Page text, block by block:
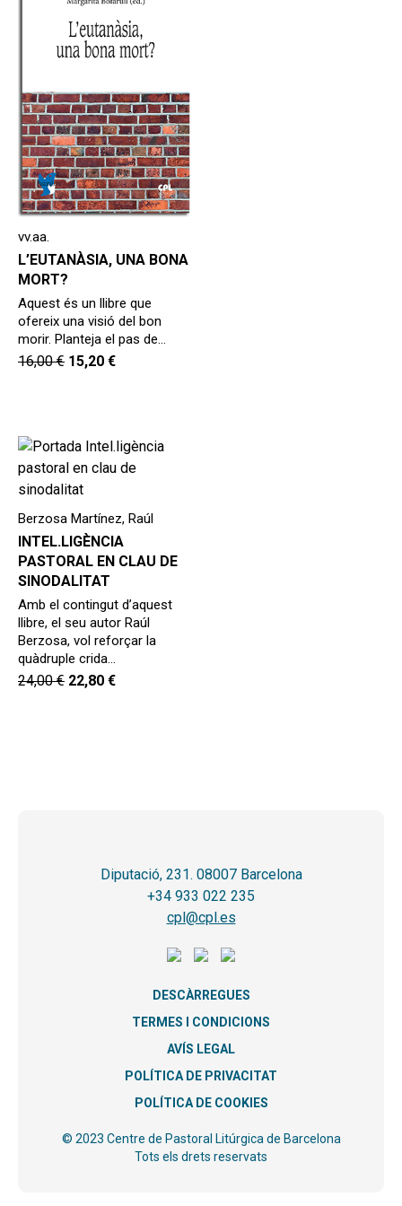
CERCAR
ESP
vv.aa.
L’EUTANÀSIA, UNA BONA
MORT?
Aquest és un llibre que
ofereix una visió del bon
morir. Planteja el pas de…
16,00€ 15,20 €
Berzosa Martínez, Raúl
INTEL.LIGÈNCIA
PASTORAL EN CLAU DE
SINODALITAT
Amb el contingut d’aquest
llibre, el seu autor Raúl
Berzosa, vol reforçar la
quàdruple crida…
24,00€ 22,80 €
Diputació, 231. 08007 Barcelona
+34 933 022 235
cpl@cpl.es
DESCÀRREGUES
TERMES I CONDICIONS
AVÍS LEGAL
POLÍTICA DE PRIVACITAT
POLÍTICA DE COOKIES
© 2023 Centre de Pastoral Litúrgica de Barcelona
Tots els drets reservats